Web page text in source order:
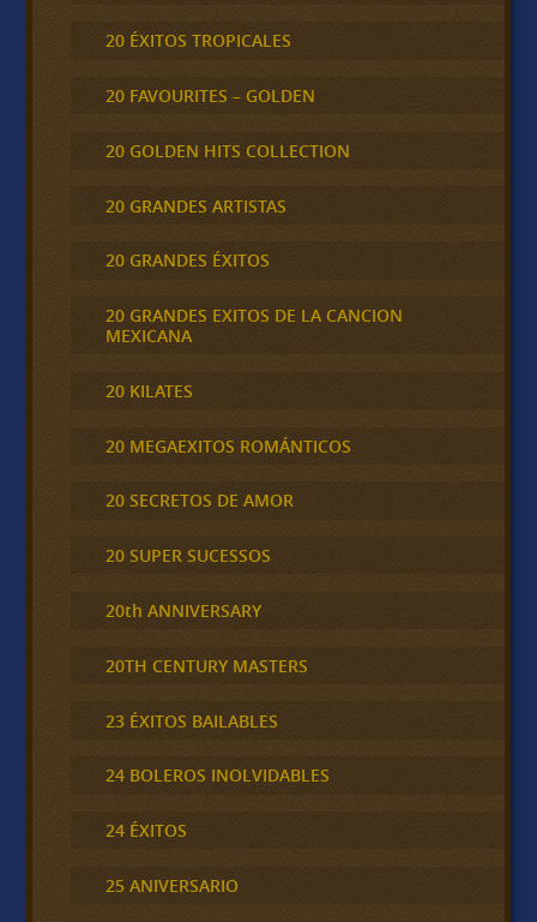
20 ÉXITOS TROPICALES
20 FAVOURITES – GOLDEN
20 GOLDEN HITS COLLECTION
20 GRANDES ARTISTAS
20 GRANDES ÉXITOS
20 GRANDES EXITOS DE LA CANCION
MEXICANA
20 KILATES
20 MEGAEXITOS ROMÁNTICOS
20 SECRETOS DE AMOR
20 SUPER SUCESSOS
20th ANNIVERSARY
20TH CENTURY MASTERS
23 ÉXITOS BAILABLES
24 BOLEROS INOLVIDABLES
24 ÉXITOS
25 ANIVERSARIO